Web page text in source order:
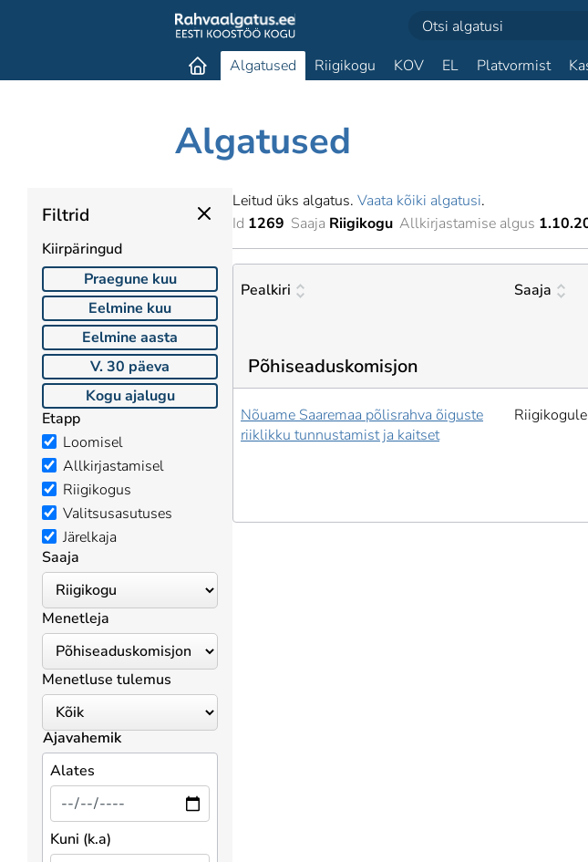
Algatused Riigikogu KOV EL Platvormist
Algatused
Filtrid
Kiirpäringud
Praegune kuu
Eelmine kuu
Eelmine aasta
V. 30 päeva
Kogu ajalugu
Etapp
Loomisel
Allkirjastamisel
Riigikogus
Valitsusasutuses
Järelkaja
Saaja
Menetleja
Menetluse tulemus
Ajavahemik
Alates
Kuni (k.a)
Leitud üks algatus. Vaata kõiki algatusi.
Id 1269 Saaja Riigikogu Allkirjastamise algus
Pealkiri Saaja
Põhiseaduskomisjon
Nõuame Saaremaa põlisrahva õiguste
riiklikku tunnustamist ja kaitset
Riigikogule